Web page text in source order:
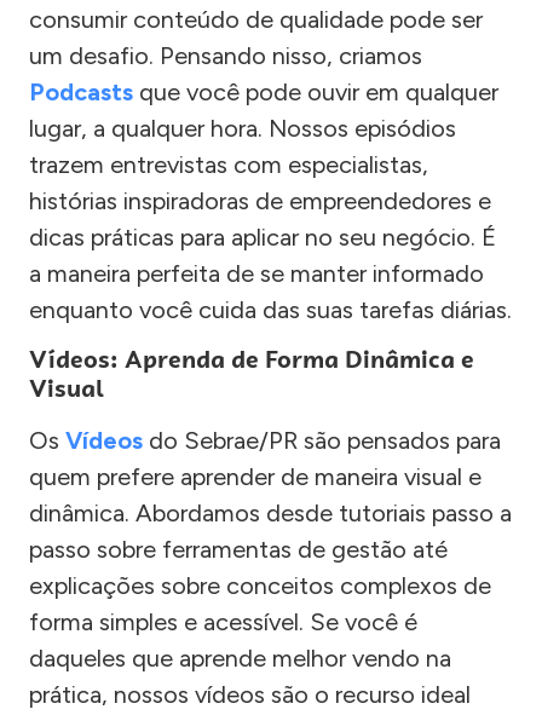
consumir conteúdo de qualidade pode ser
um desafio. Pensando nisso, criamos
Podcasts que você pode ouvir em qualquer
lugar, a qualquer hora. Nossos episódios
trazem entrevistas com especialistas,
histórias inspiradoras de empreendedores e
dicas práticas para aplicar no seu negócio. É
a maneira perfeita de se manter informado
enquanto você cuida das suas tarefas diárias.
Vídeos: Aprenda de Forma Dinâmica e
Visual
Os Vídeos do Sebrae/PR são pensados para
quem prefere aprender de maneira visual e
dinâmica. Abordamos desde tutoriais passo a
passo sobre ferramentas de gestão até
explicações sobre conceitos complexos de
forma simples e acessível. Se você é
daqueles que aprende melhor vendo na
prática, nossos vídeos são o recurso ideal